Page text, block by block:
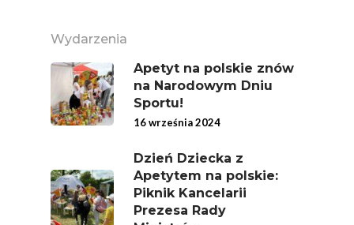
Wydarzenia
Apetyt na polskie znów
na Narodowym Dniu
Sportu!
16 września 2024
Dzień Dziecka z
Apetytem na polskie:
Piknik Kancelarii
Prezesa Rady